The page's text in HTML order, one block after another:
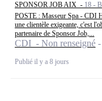
SPONSOR JOB AIX - 18 -
POSTE : Masseur Spa - CDI
une clientèle exigeante, c'est
partenaire de Sponsor Job,...
CDI - Non renseigné
Publié il y a 8 jours